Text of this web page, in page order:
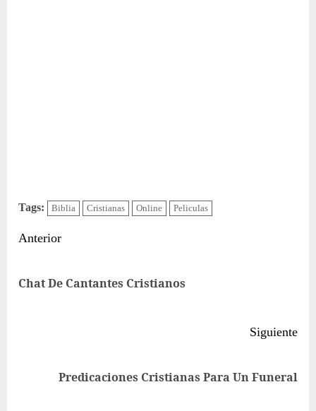
Tags: Biblia Cristianas Online Peliculas
Sigue
Anterior
Chat De Cantantes Cristianos
Siguiente
SiguientePredicaciones Cristianas Para Un Funeral